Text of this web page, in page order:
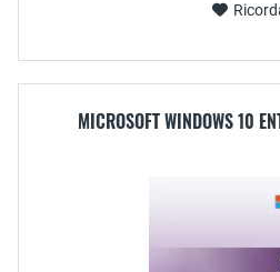
MICROSOFT WINDOWS 10